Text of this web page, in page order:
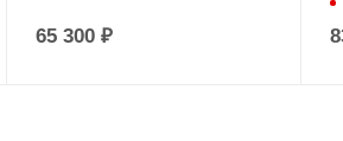
65 300₽